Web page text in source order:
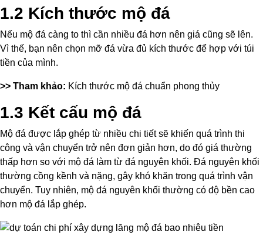
1.2 Kích thước mộ đá
Nếu mộ đá càng to thì cần nhiều đá hơn nên giá cũng sẽ lên.
Vì thế, bạn nên chọn mỡ đá vừa đủ kích thước để hợp với túi
tiền của mình.
>> Tham khảo: Kích thước mộ đá chuẩn phong thủy
1.3 Kết cấu mộ đá
Mộ đá được lắp ghép từ nhiều chi tiết sẽ khiến quá trình thi
công và vận chuyển trở nên đơn giản hơn, do đó giá thường
thấp hơn so với mộ đá làm từ đá nguyên khối. Đá nguyên khối
thường cồng kềnh và nặng, gây khó khăn trong quá trình vận
chuyển. Tuy nhiên, mộ đá nguyên khối thường có độ bền cao
hơn mộ đá lắp ghép.